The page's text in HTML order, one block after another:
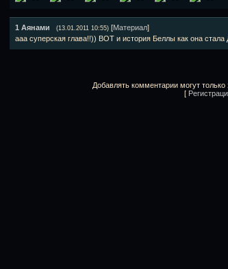
1 Аянами (13.01.2011 10:55) [Материал]
ааа суперская глава!!)) ВОТ и история Беллы как она стала
Добавлять комментарии могут только
[